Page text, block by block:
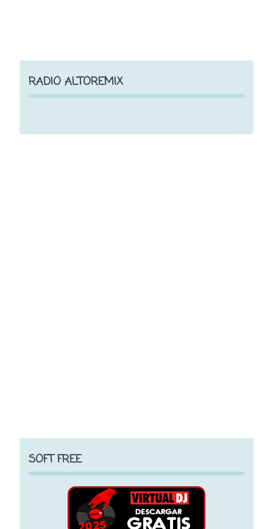
RADIO ALTOREMIX
SOFT FREE